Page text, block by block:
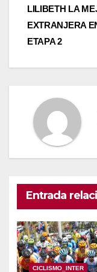
LILIBETH LA
EXTRANJERA
ETAPA 2
Entrada
CICLISMO_INTER